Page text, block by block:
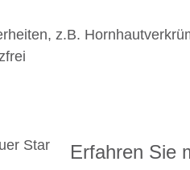
z.B.
Erfahren Sie